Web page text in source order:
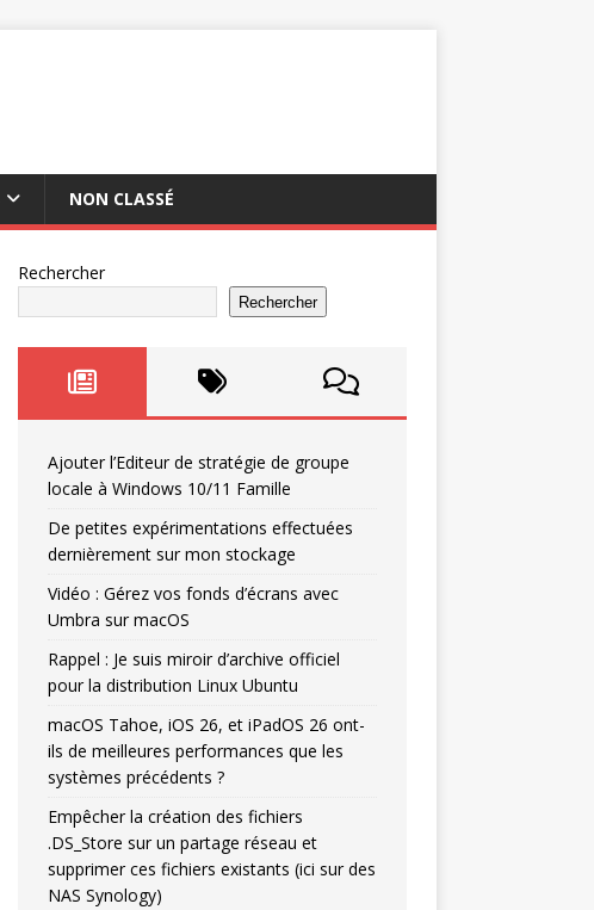
NON CLASSÉ
Rechercher
Rechercher
Ajouter l’Editeur de stratégie de groupe
locale à Windows 10/11 Famille
De petites expérimentations effectuées
dernièrement sur mon stockage
Vidéo : Gérez vos fonds d’écrans avec
Umbra sur macOS
Rappel : Je suis miroir d’archive officiel
pour la distribution Linux Ubuntu
macOS Tahoe, iOS 26, et iPadOS 26 ont-
ils de meilleures performances que les
systèmes précédents ?
Empêcher la création des fichiers
.DS_Store sur un partage réseau et
supprimer ces fichiers existants (ici sur des
NAS Synology)